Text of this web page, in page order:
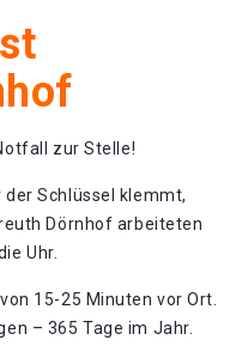
zur Stelle!
der Schlüssel klemmt,
Dörnhof arbeiteten
Uhr.
15-25 Minuten vor Ort.
– 365 Tage im Jahr.